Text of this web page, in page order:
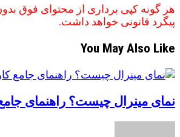
هر گونه کپی برداری از محتوای فوق
پیگرد قانونی خواهد داشت.
You May Also Like
نمای مینرال چیست؟ راهنمای جامع